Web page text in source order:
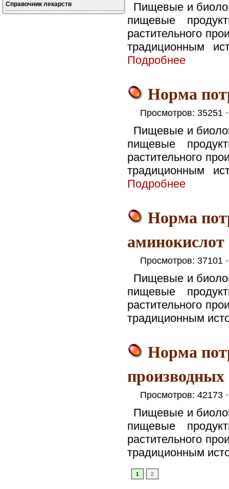
Справочник лекарств
Пищевые и
пищевые
растительного
традиционным
Подробнее
Норма
Просмотров: 35251
Пищевые и
пищевые
растительного
традиционным
Подробнее
Норма
аминокислот
Просмотров: 37101
Пищевые и
пищевые
растительного
традиционным
Норма
производных
Просмотров: 42173
Пищевые и
пищевые
растительного
традиционным
1 2